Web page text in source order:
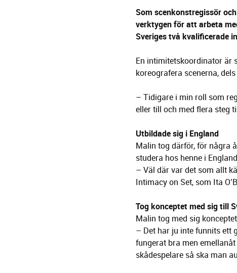
Som scenkonstregissör
verktygen för att arbeta
Sveriges två kvalificerade
En intimitetskoordinator är
koreografera scenerna,
– Tidigare i min roll som
eller till och med flera steg
Utbildade sig i England
Malin tog därför, för några
studera hos henne i
– Väl där var det som allt
Intimacy on Set, som Ita
Tog konceptet med sig till
Malin tog med sig
– Det har ju inte funnits ett
fungerat bra men
skådespelare så ska man